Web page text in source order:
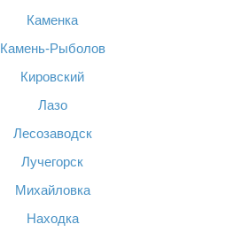
Каменка
Камень-Рыболов
Кировский
Лазо
Лесозаводск
Лучегорск
Михайловка
Находка